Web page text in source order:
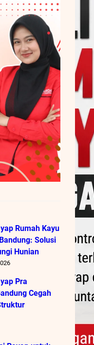
Rumah Kayu
Solusi
Hunian
Pra
Cegah